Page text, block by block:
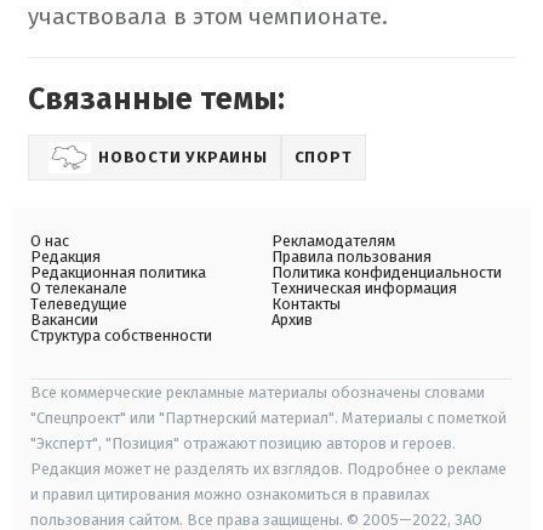
участвовала в этом чемпионате.
Связанные темы:
НОВОСТИ УКРАИНЫ СПОРТ
О нас
Редакция
Редакционная политика
О телеканале
Телеведущие
Вакансии
Структура собственности
Рекламодателям
Правила пользования
Политика конфиденциальности
Техническая информация
Контакты
Архив
Все коммерческие рекламные материалы обозначены словами
"Спецпроект" или "Партнерский материал". Материалы с пометкой
"Эксперт", "Позиция" отражают позицию авторов и героев.
Редакция может не разделять их взглядов. Подробнее о рекламе
и правил цитирования можно ознакомиться в правилах
пользования сайтом. Все права защищены. © 2005—2022, ЗАО